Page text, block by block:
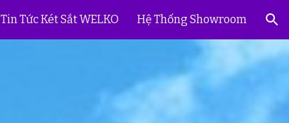
Tin Tức Két Sắt WELKO Hệ Thống Showroom